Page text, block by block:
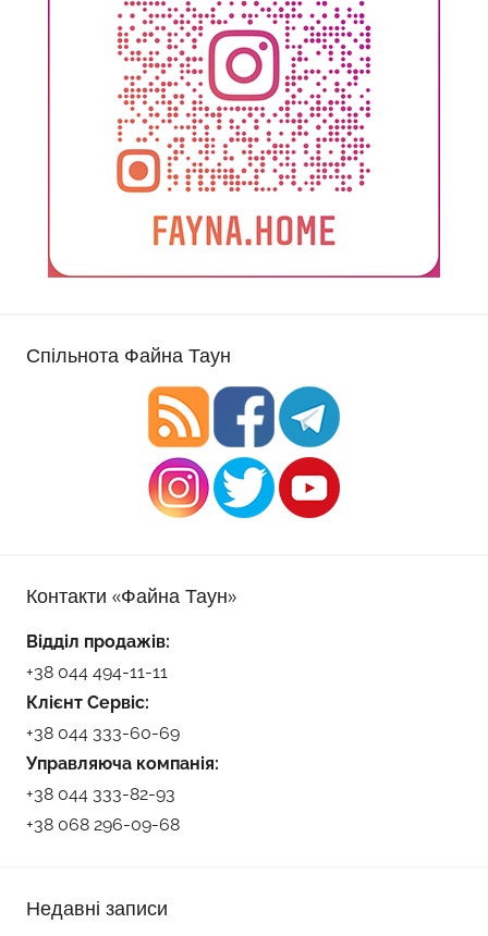
Спільнота Файна Таун
Контакти «Файна Таун»
Відділ продажів:
+38 044 494-11-11
Клієнт Сервіс:
+38 044 333-60-69
Управляюча компанія:
+38 044 333-82-93
+38 068 296-09-68
Недавні записи